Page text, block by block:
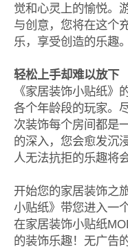
觉和心灵上的愉悦。
与创意，您将在这个
乐，享受创造的乐趣。
轻松上手却难以放下
《家居装饰小贴纸》
各个年龄段的玩家。
次装饰每个房间都是
的深入，您会愈发沉
人无法抗拒的乐趣将
开始您的家居装饰之
小贴纸》带您进入一
在家居装饰小贴纸
的装饰乐趣！无广告